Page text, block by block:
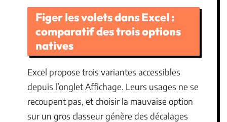
Figer les volets dans Excel :
comparatif des trois options
natives
Excel propose trois variantes accessibles
depuis l’onglet Affichage. Leurs usages ne se
recoupent pas, et choisir la mauvaise option
sur un gros classeur génère des décalages